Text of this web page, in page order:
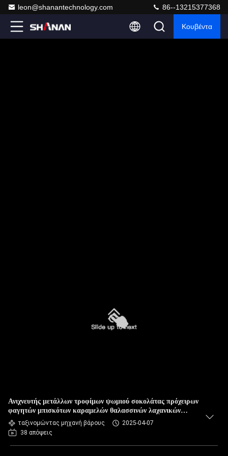
leon@shanantechnology.com 86--13215377368
Κουβέντα
Ανιχνευτής μετάλλων τροφίμων ψωμιού σοκολάτας πρόχειρων
φαγητών μπισκότων καραμελών θαλασσινών λαχανικών
βόειου κρέατος κοτόπουλου
ταξινομώντας μηχανή βάρους
2025-04-07
38 απόψεις